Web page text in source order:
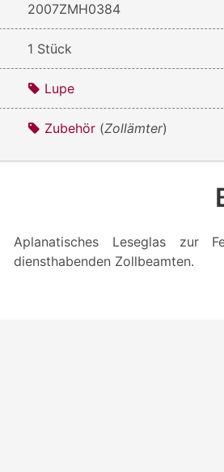
2007ZMH0384
1 Stück
Lupe
Zubehör (Zollämter)
Aplanatisches Leseglas zur
diensthabenden Zollbeamten.